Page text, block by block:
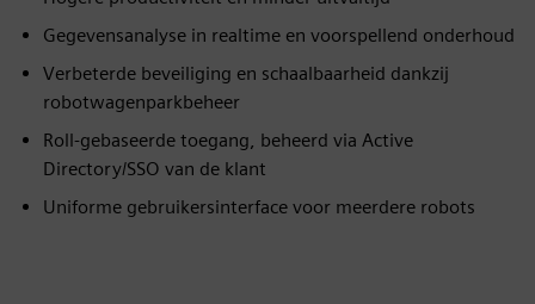
Gegevensanalyse in realtime en voorspellend onderhoud
Verbeterde beveiliging en schaalbaarheid dankzij
robotwagenparkbeheer
Roll-gebaseerde toegang, beheerd via Active
Directory/SSO van de klant
Uniforme gebruikersinterface voor meerdere robots